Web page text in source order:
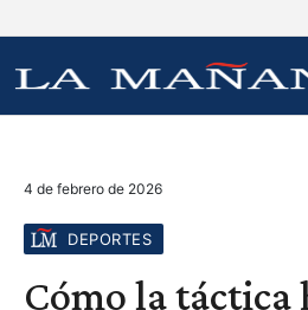
4 de febrero de 2026
DEPORTES
Cómo la táctica